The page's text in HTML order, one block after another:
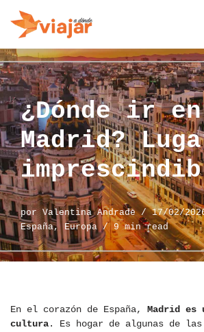
Saltar
al
contenido
¿Dónde ir en
Madrid?
por Valentina Andrade
17/02/
España, Europa 9 min read
En el corazón de España, Madrid
cultura. Es hogar de algunas de